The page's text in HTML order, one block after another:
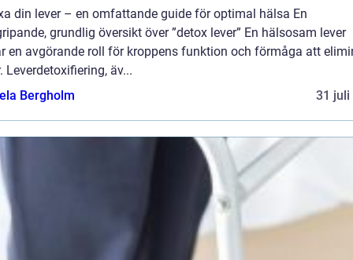
din lever – en omfattande guide för optimal hälsa En
grundlig översikt över ”detox lever” En hälsosam lever
en avgörande roll för kroppens funktion och förmåga att
Leverdetoxifiering, äv...
Bergholm
31 juli